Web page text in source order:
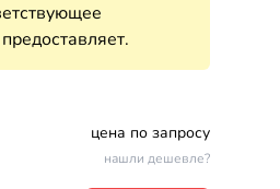
цена по запросу
нашли дешевле?